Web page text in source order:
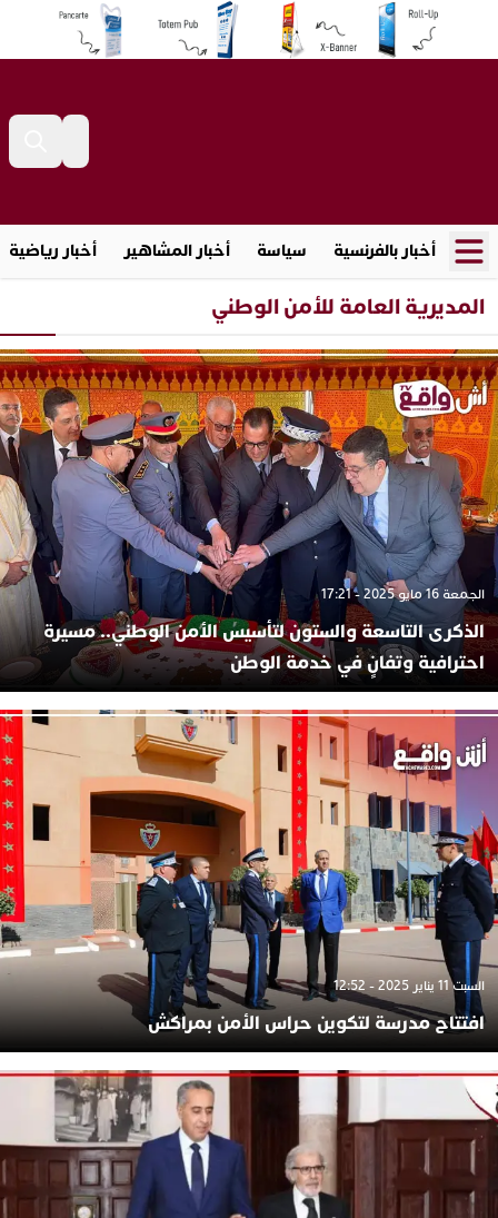
أخبار بالفرنسية سياسة أخبار المشاهير أخبار رياضية
المديرية العامة للأمن الوطني
الجمعة 16 مايو 2025 - 17:21
الذكرى التاسعة والستون لتأسيس الأمن الوطني.. مسيرة
احترافية وتفانٍ في خدمة الوطن
السبت 11 يناير 2025 - 12:52
افتتاح مدرسة لتكوين حراس الأمن بمراكش